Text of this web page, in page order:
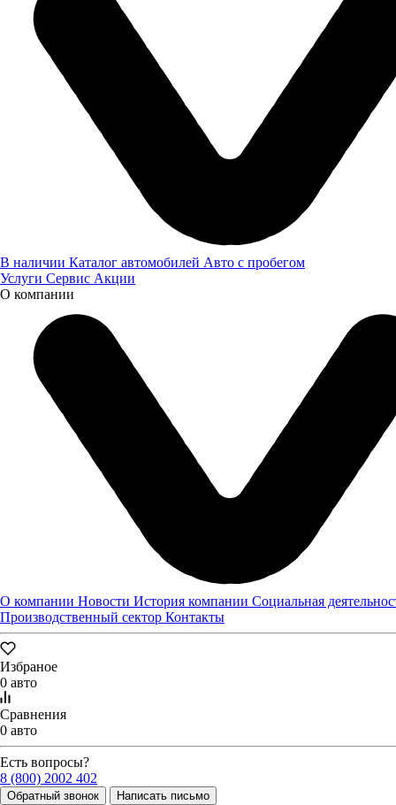
В наличии Каталог автомобилей Авто с пробегом
Услуги Сервис Акции
О компании
О компании Новости История компании Социальная
Производственный сектор Контакты
Избраное
0 авто
Сравнения
0 авто
Есть вопросы?
8 (800) 2002 402
Обратный звонок Написать письмо
Участие в подобных профессиональных форумах позволяет
компании не только демонстрировать свою продукцию, но и
устанавливать новые деловые контакты, обмениваться
опытом с коллегами и быть в курсе актуальных трендов
развития агропромышленного сектора.
Читайте также:
Новости
ЗАВОД "ТРУД" ПОСЕТИЛИ ЕВГЕНИЙ ЛЮЛИН И
МАКСИМ ЧЕРКАСОВ
Завод "Труд" посетили председатель Законодательного
собрания Нижегородской области Евгений Люлин и министр
промышленности, торговли и предпринимательства
Нижегородской области Максим Черкасов.